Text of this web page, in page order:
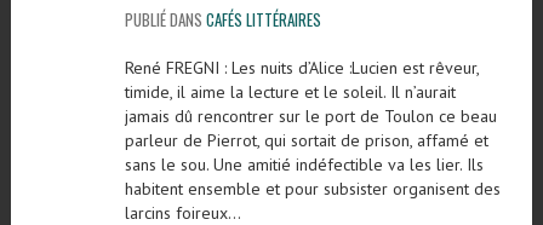
PUBLIÉ DANS CAFÉS LITTÉRAIRES
René FREGNI : Les nuits d’Alice :Lucien est rêveur,
timide, il aime la lecture et le soleil. Il n’aurait
jamais dû rencontrer sur le port de Toulon ce beau
parleur de Pierrot, qui sortait de prison, affamé et
sans le sou. Une amitié indéfectible va les lier. Ils
habitent ensemble et pour subsister organisent des
larcins foireux…